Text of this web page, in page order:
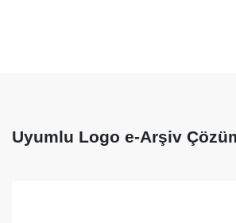
Uyumlu Logo e-Arşiv